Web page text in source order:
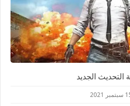
التحديث الجديد
2021